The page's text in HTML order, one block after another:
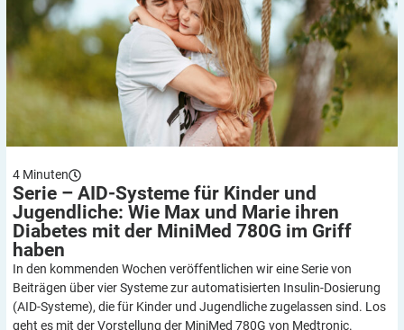
4 Minuten
Serie – AID-Systeme für Kinder und
Jugendliche: Wie Max und Marie ihren
Diabetes mit der MiniMed 780G im Griff
haben
In den kommenden Wochen veröffentlichen wir eine Serie von
Beiträgen über vier Systeme zur automatisierten Insulin-Dosierung
(AID-Systeme), die für Kinder und Jugendliche zugelassen sind. Los
geht es mit der Vorstellung der MiniMed 780G von Medtronic.